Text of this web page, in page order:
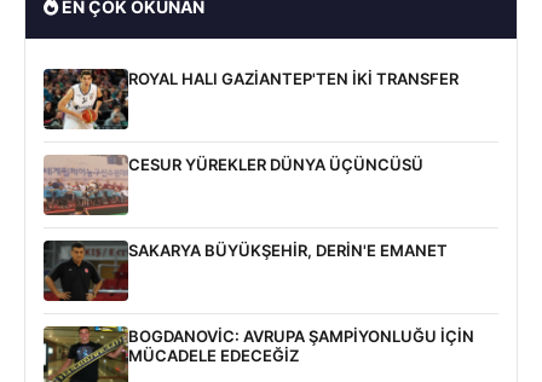
EN ÇOK OKUNAN
ROYAL HALI GAZİANTEP'TEN İKİ TRANSFER
CESUR YÜREKLER DÜNYA ÜÇÜNCÜSÜ
SAKARYA BÜYÜKŞEHİR, DERİN'E EMANET
BOGDANOVİC: AVRUPA ŞAMPİYONLUĞU İÇİN
MÜCADELE EDECEĞİZ